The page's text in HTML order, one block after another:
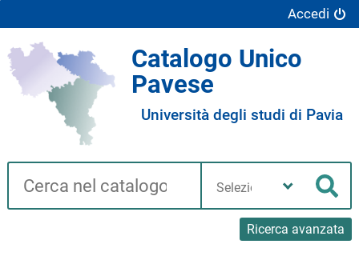
Accedi
Catalogo Unico
Pavese
Università degli studi di Pavia
Cerca su "Catalogo"
Ricerca avanzata
biblioteca